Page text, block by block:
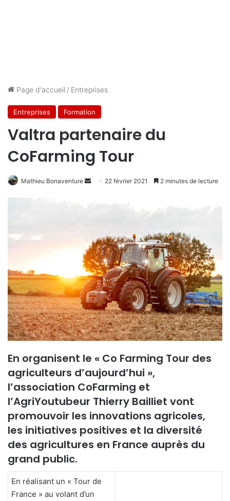
Page d'accueil / Entreprises
Entreprises Formation
Valtra partenaire du
CoFarming Tour
Mathieu Bonaventure
e
r
u
n
c
o
u
r
r
l
22 février 2021 2 minutes de lecture
En organisent le « Co Farming Tour des
agriculteurs d’aujourd’hui »,
l’association CoFarming et
l’AgriYoutubeur Thierry Bailliet vont
promouvoir les innovations agricoles,
les initiatives positives et la diversité
des agricultures en France auprès du
grand public.
En réalisant un « Tour de
France » au volant d’un